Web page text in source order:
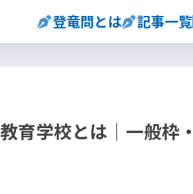
登竜問とは 記事一覧
育学校とは｜一般枠・